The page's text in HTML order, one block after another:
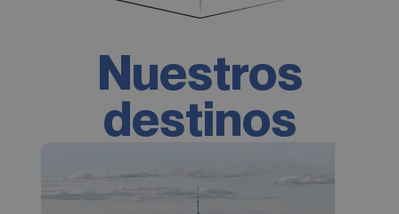
Nuestros
destinos